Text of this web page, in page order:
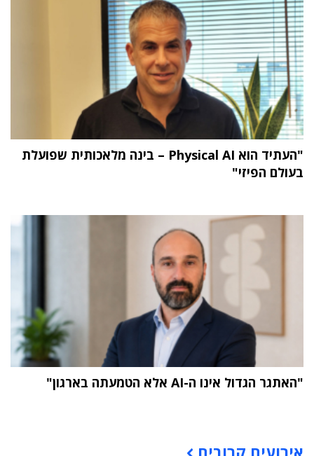
"העתיד הוא Physical AI – בינה מלאכותית שפועלת
בעולם הפיזי"
"האתגר הגדול אינו ה-AI אלא הטמעתה בארגון"
אירועים קרובים